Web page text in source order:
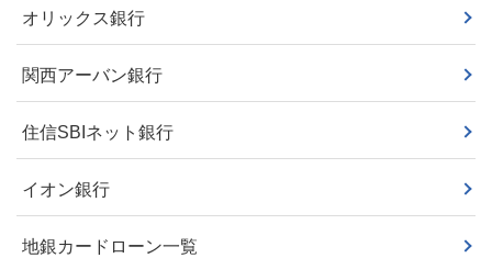
オリックス銀行
関西アーバン銀行
住信SBIネット銀行
イオン銀行
地銀カードローン一覧